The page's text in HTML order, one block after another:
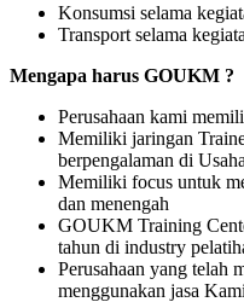
Konsumsi selama
Transport selama
Mengapa harus GOUKM ?
Perusahaan kami
Memiliki jaringan
berpengalaman di
Memiliki focus untuk
dan menengah
GOUKM Training
tahun di industry
Perusahaan yang telah
menggunakan jasa